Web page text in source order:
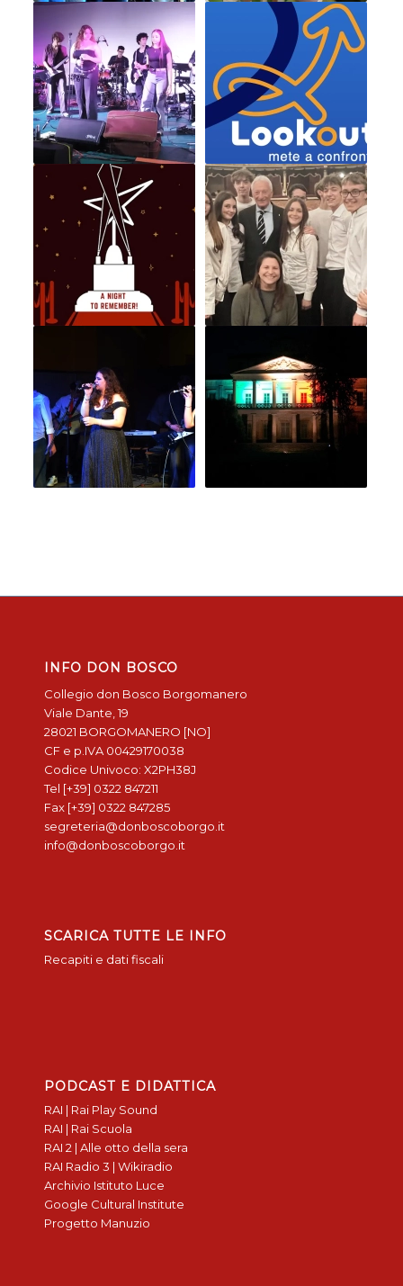
INFO DON BOSCO
Collegio don Bosco Borgomanero
Viale Dante, 19
28021 BORGOMANERO [NO]
CF e p.IVA 00429170038
Codice Univoco: X2PH38J
Tel [+39] 0322 847211
Fax [+39] 0322 847285
segreteria@donboscoborgo.it
info@donboscoborgo.it
SCARICA TUTTE LE INFO
Recapiti e dati fiscali
PODCAST E DIDATTICA
RAI | Rai Play Sound
RAI | Rai Scuola
RAI 2 | Alle otto della sera
RAI Radio 3 | Wikiradio
Archivio Istituto Luce
Google Cultural Institute
Progetto Manuzio